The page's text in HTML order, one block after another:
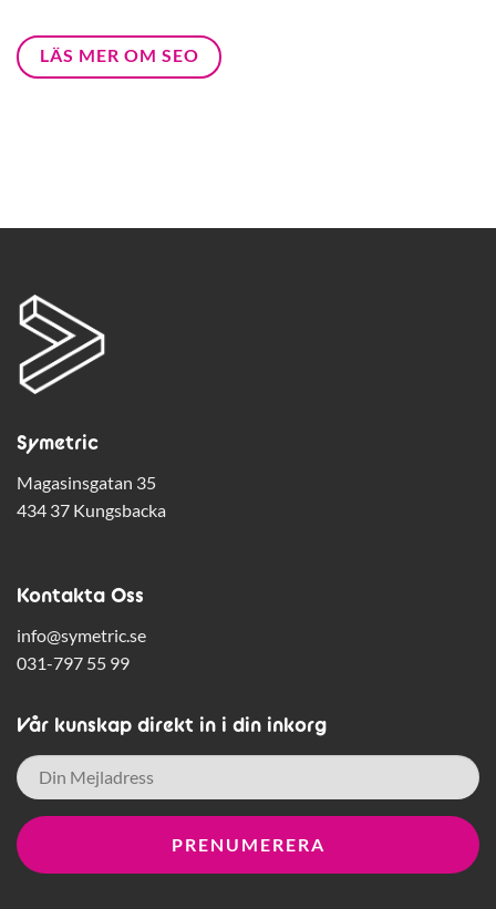
LÄS MER OM SEO
Symetric
Magasinsgatan 35
434 37 Kungsbacka
Kontakta Oss
info@symetric.se
031-797 55 99
Vår kunskap direkt in i din inkorg
E-
post *